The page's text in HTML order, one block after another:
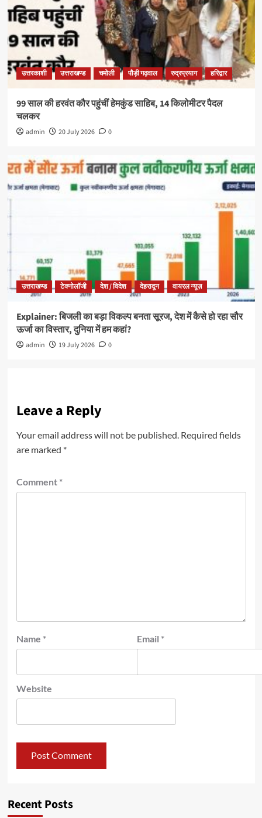
उत्तरकाशी उत्तराखण्ड चमोली पौड़ी गढ़वाल रुद्रप्रयाग हरिद्वार
99 साल की हरवंत कौर पहुंचीं हेमकुंड साहिब, 14 किलोमीटर पैदल
चलकर
admin 20 July 2026 0
उत्तराखण्ड टेक्नोलॉजी देश / विदेश देहरादून वायरल न्यूज़
Explainer: बिजली का बड़ा विकल्प बनता सूरज, देश में कैसे हो रहा सौर
ऊर्जा का विस्तार, दुनिया में हम कहां?
admin 19 July 2026 0
Leave a Reply
Your email address will not be published. Required fields
are marked *
Comment *
Name * Email *
Website
Recent Posts